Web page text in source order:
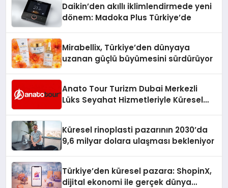
Daikin’den akıllı iklimlendirmede yeni
dönem: Madoka Plus Türkiye’de
Mirabellix, Türkiye’den dünyaya
uzanan güçlü büyümesini sürdürüyor
Anato Tour Turizm Dubai Merkezli
Lüks Seyahat Hizmetleriyle Küresel
Küresel rinoplasti pazarının 2030’da
9,6 milyar dolara ulaşması bekleniyor
Türkiye’den küresel pazara: ShopinX,
dijital ekonomi ile gerçek dünya